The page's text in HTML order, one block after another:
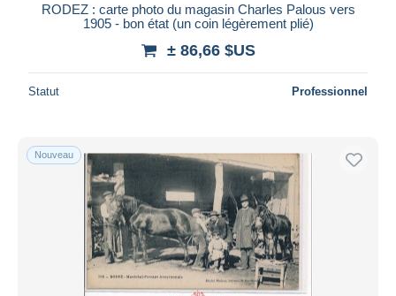
RODEZ : carte photo du magasin Charles Palous vers
1905 - bon état (un coin légèrement plié)
± 86,66 $US
Statut Professionnel
Nouveau